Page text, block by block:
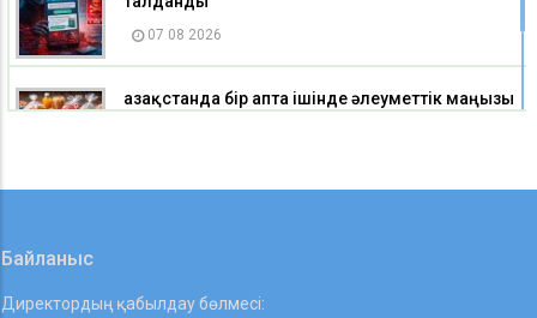
07 08 2026
Қазақстанда бір апта ішінде әлеуметтік маңызы
Байланыс
Директордың қабылдау бөлмесі: